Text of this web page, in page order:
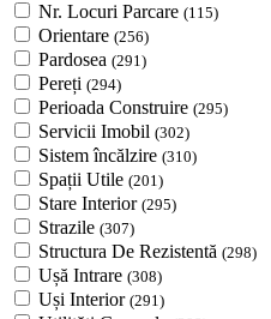
Nr. Locuri Parcare (115)
Orientare (256)
Pardosea (291)
Pereți (294)
Perioada Construire (295)
Servicii Imobil (302)
Sistem încălzire (310)
Spații Utile (201)
Stare Interior (295)
Strazile (307)
Structura De Rezistentă (298)
Ușă Intrare (308)
Uși Interior (291)